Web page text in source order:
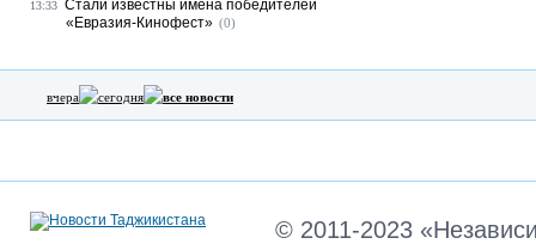
13:33 Стали известны имена победителей
«Евразия-Кинофест» (0)
вчера сегодня все новости
© 2011-2023